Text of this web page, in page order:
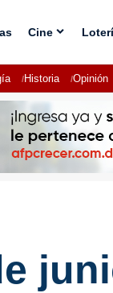
Cine
Historia Opinión